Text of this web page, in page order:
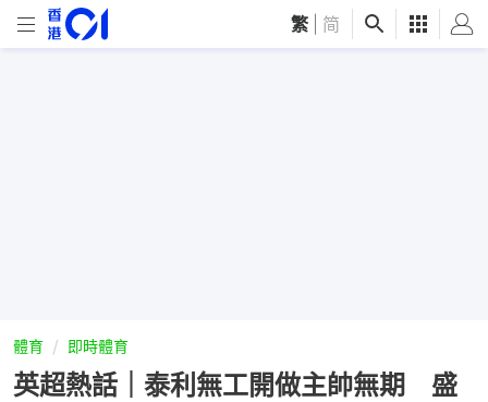
繁 简
體育 即時體育
英超熱話｜泰利無工開做主帥無期 盛